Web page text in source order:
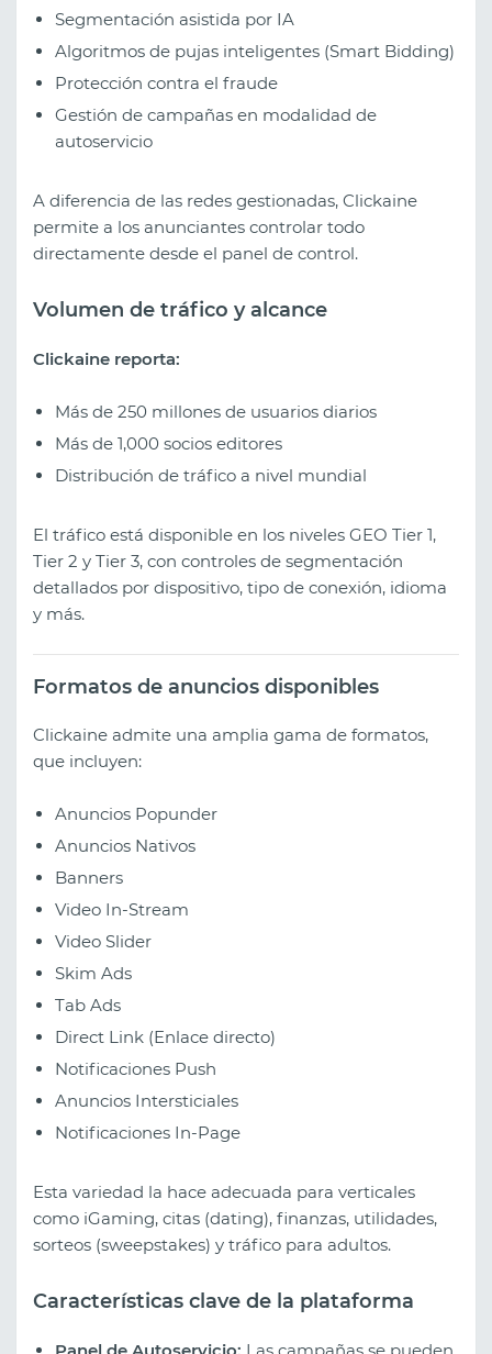
Segmentación asistida por IA
Algoritmos de pujas inteligentes (Smart Bidding)
Protección contra el fraude
Gestión de campañas en modalidad de
autoservicio
A diferencia de las redes gestionadas, Clickaine
permite a los anunciantes controlar todo
directamente desde el panel de control.
Volumen de tráfico y alcance
Clickaine reporta:
Más de 250 millones de usuarios diarios
Más de 1,000 socios editores
Distribución de tráfico a nivel mundial
El tráfico está disponible en los niveles GEO Tier 1,
Tier 2 y Tier 3, con controles de segmentación
detallados por dispositivo, tipo de conexión, idioma
y más.
Formatos de anuncios disponibles
Clickaine admite una amplia gama de formatos,
que incluyen:
Anuncios Popunder
Anuncios Nativos
Banners
Video In-Stream
Video Slider
Skim Ads
Tab Ads
Direct Link (Enlace directo)
Notificaciones Push
Anuncios Intersticiales
Notificaciones In-Page
Esta variedad la hace adecuada para verticales
como iGaming, citas (dating), finanzas, utilidades,
sorteos (sweepstakes) y tráfico para adultos.
Características clave de la plataforma